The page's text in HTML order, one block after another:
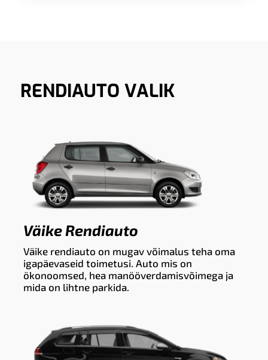
RENDIAUTO VALIK
Väike Rendiauto
Väike rendiauto on mugav võimalus teha oma
igapäevaseid toimetusi. Auto mis on
ökonoomsed, hea manööverdamisvõimega ja
mida on lihtne parkida.